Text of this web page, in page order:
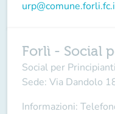
Forlì - Social
Social per Principianti
Sede: Via Dandolo
Informazioni: